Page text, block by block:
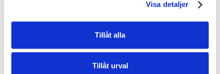
Visa detaljer
Tillåt alla
Tillåt urval
Arbetsmiljöverketkan
arbetsmiljöregler. De behandlar även anmälningar om
dåliga arbetsmiljöförhållanden. Dessa anmälningar